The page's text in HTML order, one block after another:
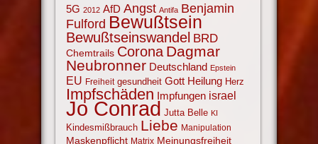
5G 2012 AfD Angst Antifa Benjamin
Fulford Bewußtsein
Bewußtseinswandel BRD
Chemtrails Corona Dagmar
Neubronner Deutschland Epstein
EU Freiheit gesundheit Gott Heilung Herz
Impfschäden Impfungen israel
Jo Conrad Jutta Belle KI
Kindesmißbrauch Liebe Manipulation
Maskenpflicht Matrix Meinungsfreiheit